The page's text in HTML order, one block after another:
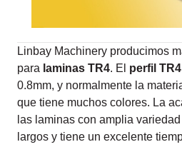
Linbay Machinery producimos
para laminas TR4. El perfil TR4
0.8mm, y normalmente la
que tiene muchos colores. La
las laminas con amplia
largos y tiene un excelente